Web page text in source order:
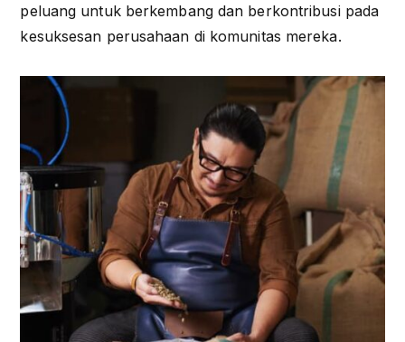
peluang untuk berkembang dan berkontribusi pada
kesuksesan perusahaan di komunitas mereka.